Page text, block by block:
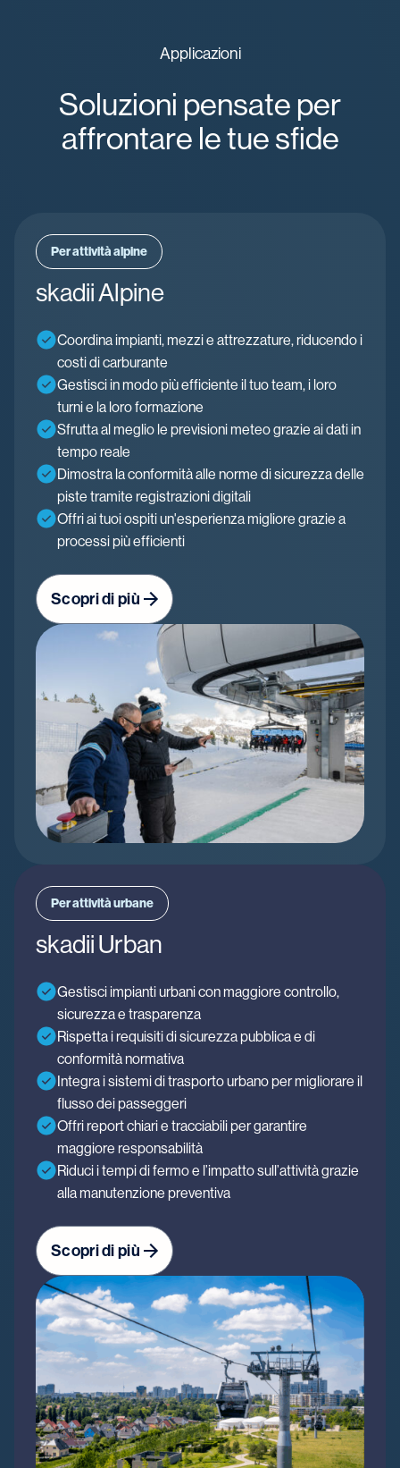
Applicazioni
Soluzioni pensate per
affrontare le tue sfide
Per attività alpine
skadii Alpine
Coordina impianti, mezzi e attrezzature, riducendo i
costi di carburante
Gestisci in modo più efficiente il tuo team, i loro
turni e la loro formazione
Sfrutta al meglio le previsioni meteo grazie ai dati in
tempo reale
Dimostra la conformità alle norme di sicurezza delle
piste tramite registrazioni digitali
Offri ai tuoi ospiti un'esperienza migliore grazie a
processi più efficienti
Scopri di più
Per attività urbane
skadii Urban
Gestisci impianti urbani con maggiore controllo,
sicurezza e trasparenza
Rispetta i requisiti di sicurezza pubblica e di
conformità normativa
Integra i sistemi di trasporto urbano per migliorare il
flusso dei passeggeri
Offri report chiari e tracciabili per garantire
maggiore responsabilità
Riduci i tempi di fermo e l’impatto sull’attività grazie
alla manutenzione preventiva
Scopri di più